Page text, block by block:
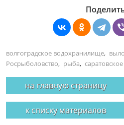
волгоградское водохранилище,
Росрыболовство, рыба,
на главную страницу
к списку материалов